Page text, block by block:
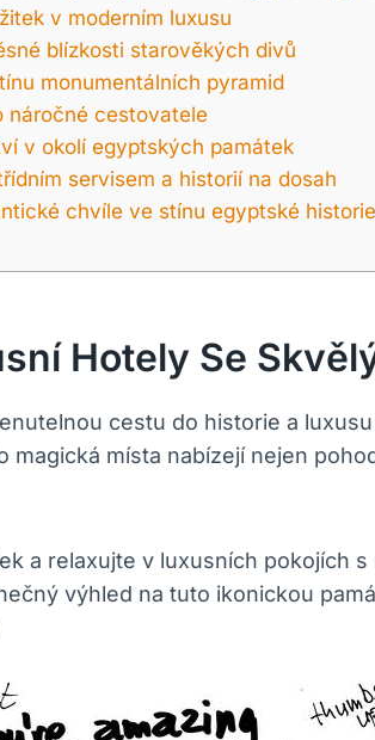
v moderním luxusu
blízkosti starověkých divů
monumentálních pyramid
náročné cestovatele
v okolí egyptských památek
servisem a historií na dosah
chvíle ve stínu egyptské
Hotely Se
cestu do historie a
magická místa nabízejí nejen
a relaxujte v luxusních pokojích
výhled na tuto ikonickou